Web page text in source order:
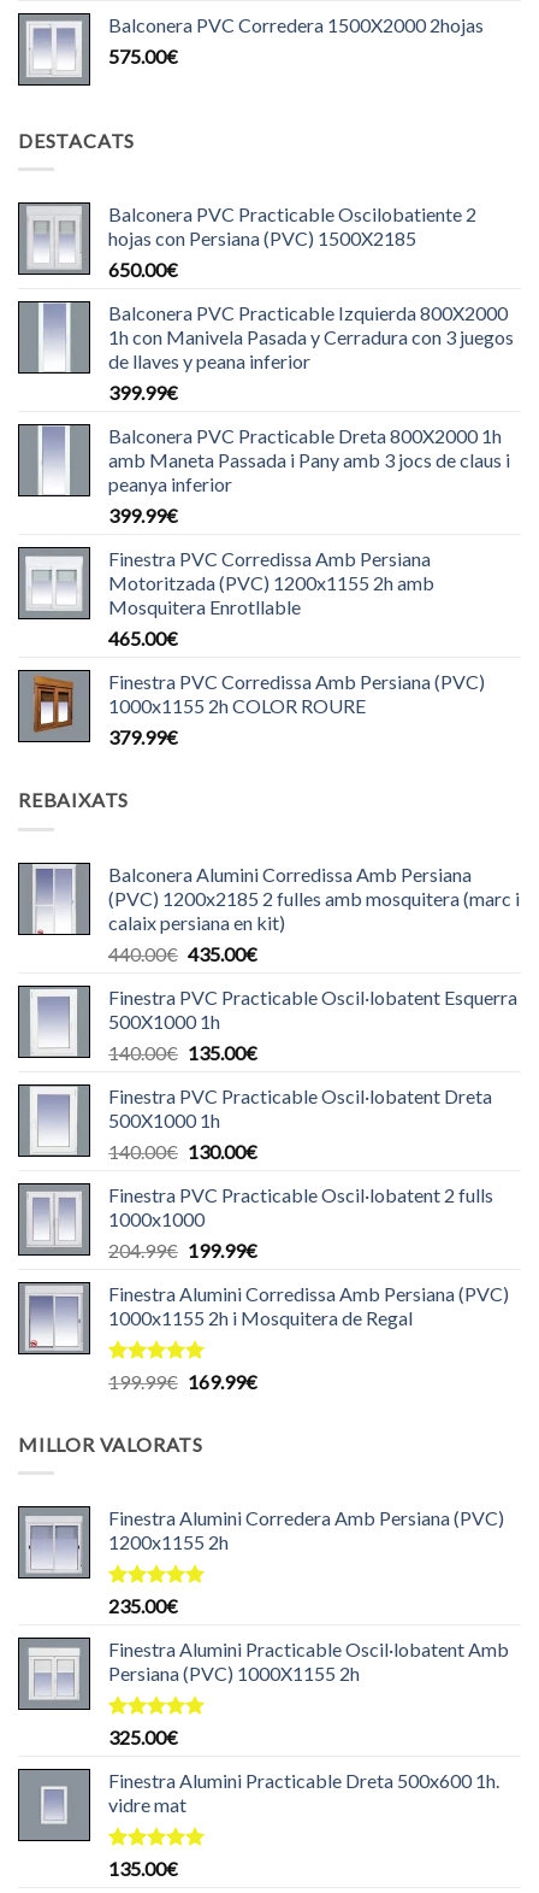
Balconera PVC Corredera 1500X2000 2hojas
575.00€
DESTACATS
Balconera PVC Practicable Oscilobatiente 2
hojas con Persiana (PVC) 1500X2185
650.00€
Balconera PVC Practicable Izquierda 800X2000
1h con Manivela Pasada y Cerradura con 3 juegos
de llaves y peana inferior
399.99€
Balconera PVC Practicable Dreta 800X2000 1h
amb Maneta Passada i Pany amb 3 jocs de claus i
peanya inferior
399.99€
Finestra PVC Corredissa Amb Persiana
Motoritzada (PVC) 1200x1155 2h amb
Mosquitera Enrotllable
465.00€
Finestra PVC Corredissa Amb Persiana (PVC)
1000x1155 2h COLOR ROURE
379.99€
REBAIXATS
Balconera Alumini Corredissa Amb Persiana
(PVC) 1200x2185 2 fulles amb mosquitera (marc i
calaix persiana en kit)
440.00€ El
original
era:
440.00€.
435.00€El
actual
435.00€.
Finestra PVC Practicable Oscil·lobatent Esquerra
500X1000 1h
140.00€ El
original
era:
140.00€.
135.00€El
actual
135.00€.
Finestra PVC Practicable Oscil·lobatent Dreta
500X1000 1h
140.00€ El
original
era:
140.00€.
130.00€El
actual
130.00€.
Finestra PVC Practicable Oscil·lobatent 2 fulls
1000x1000
204.99€ El
original
era:
204.99€.
199.99€El
actual
és:
Finestra Alumini Corredissa Amb Persiana (PVC)
1000x1155 2h i Mosquitera de Regal
Puntuat
199.99€ El
era:
169.99€El
MILLOR VALORATS
Finestra Alumini Corredera Amb Persiana (PVC)
1200x1155 2h
Puntuat
de 5
235.00€
Finestra Alumini Practicable Oscil·lobatent Amb
Persiana (PVC) 1000X1155 2h
Puntuat
de 5
325.00€
Finestra Alumini Practicable Dreta 500x600 1h.
vidre mat
Puntuat
135.00€